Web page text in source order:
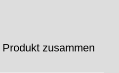
zusammen